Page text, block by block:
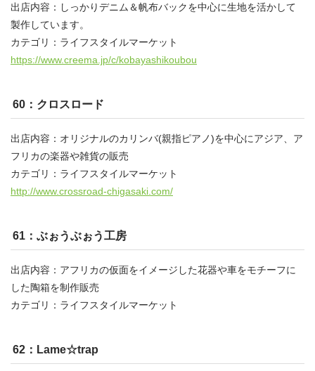
出店内容：しっかりデニム＆帆布バックを中心に生地を活かして
製作しています。
カテゴリ：ライフスタイルマーケット
https://www.creema.jp/c/kobayashikoubou
60：クロスロード
出店内容：オリジナルのカリンバ(親指ピアノ)を中心にアジア、ア
フリカの楽器や雑貨の販売
カテゴリ：ライフスタイルマーケット
http://www.crossroad-chigasaki.com/
61：ぶぉうぶぉう工房
出店内容：アフリカの仮面をイメージした花器や車をモチーフに
した陶箱を制作販売
カテゴリ：ライフスタイルマーケット
62：Lame☆trap